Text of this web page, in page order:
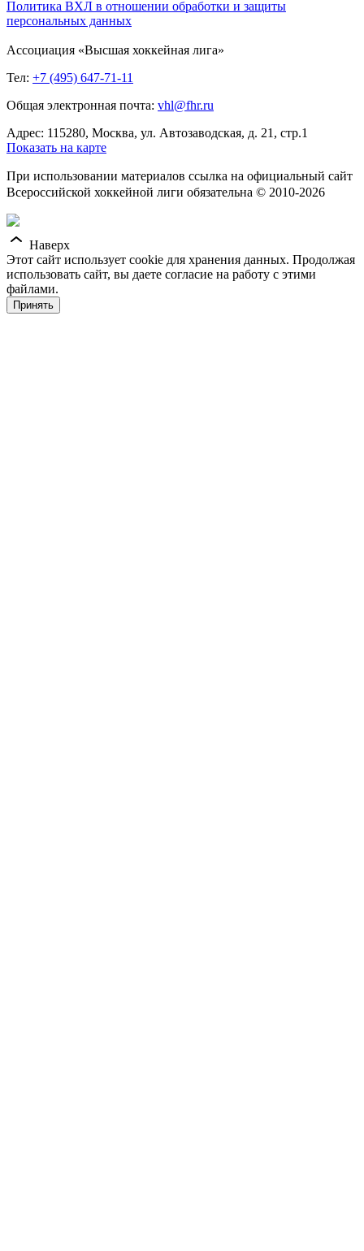
Политика ВХЛ в отношении обработки и защиты
персональных данных
Ассоциация «Высшая хоккейная лига»
Тел: +7 (495) 647-71-11
Общая электронная почта: vhl@fhr.ru
Адрес: 115280, Москва, ул. Автозаводская, д. 21, стр.1
Показать на карте
При использовании материалов ссылка на официальный сайт
Всероссийской хоккейной лиги обязательна © 2010-2026
Наверх
Этот сайт использует cookie для хранения данных. Продолжая
использовать сайт, вы даете согласие на работу с этими
файлами.
Принять